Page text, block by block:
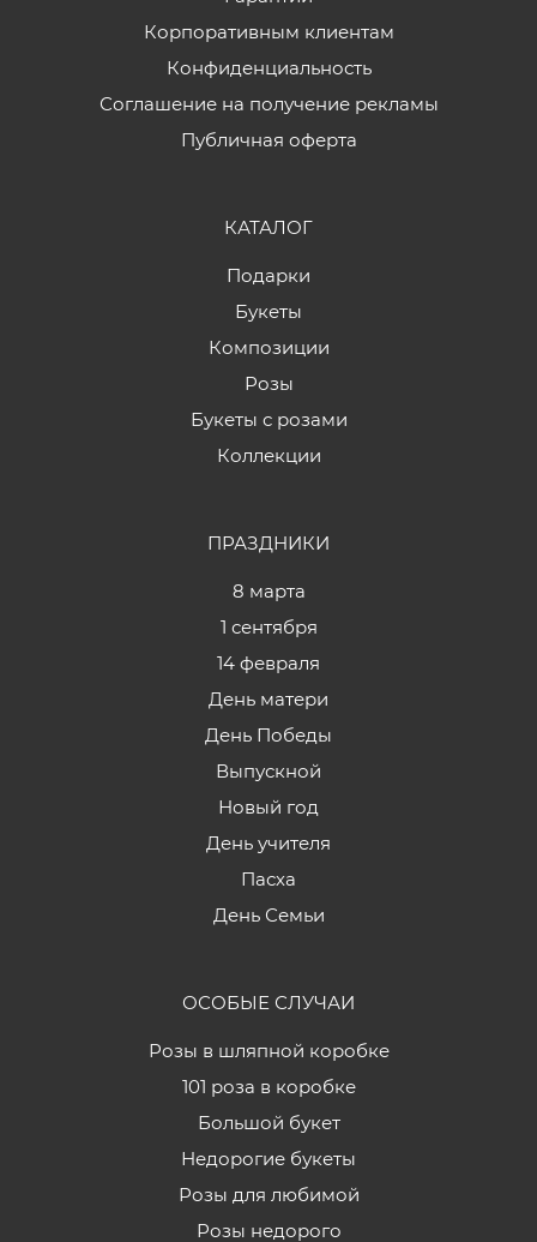
Корпоративным клиентам
Конфиденциальность
Соглашение на получение рекламы
Публичная оферта
КАТАЛОГ
Подарки
Букеты
Композиции
Розы
Букеты с розами
Коллекции
ПРАЗДНИКИ
8 марта
1 сентября
14 февраля
День матери
День Победы
Выпускной
Новый год
День учителя
Пасха
День Семьи
ОСОБЫЕ СЛУЧАИ
Розы в шляпной коробке
101 роза в коробке
Большой букет
Недорогие букеты
Розы для любимой
Розы недорого